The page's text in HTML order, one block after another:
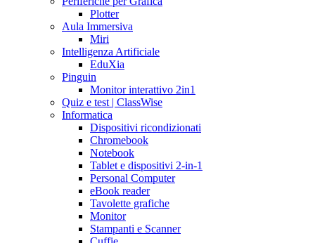
Plotter
Aula Immersiva
Miri
Intelligenza Artificiale
EduXia
Pinguin
Monitor interattivo 2in1
Quiz e test | ClassWise
Informatica
Dispositivi ricondizionati
Chromebook
Notebook
Tablet e dispositivi 2-in-1
Personal Computer
eBook reader
Tavolette grafiche
Monitor
Stampanti e Scanner